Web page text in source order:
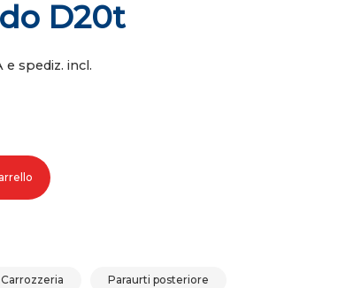
D20t
e spediz. incl.
ssangyong korando d20t quantità
Carrozzeria Paraurti posteriore